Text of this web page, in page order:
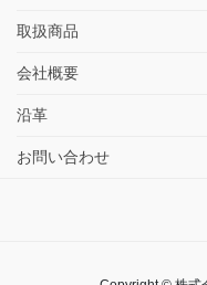
取扱商品
会社概要
沿革
お問い合わせ